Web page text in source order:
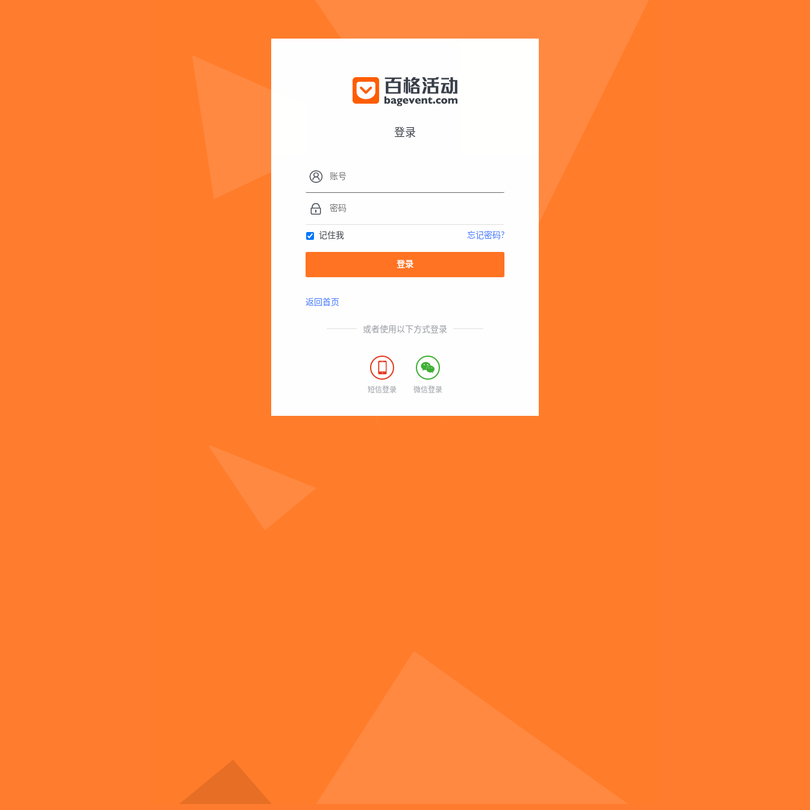
登录


记住我 忘记密码?
登录
返回首页
或者使用以下方式登录

短信登录

微信登录